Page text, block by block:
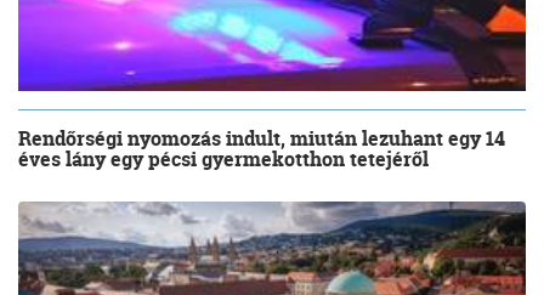
Rendőrségi nyomozás indult, miután lezuhant egy 14
éves lány egy pécsi gyermekotthon tetejéről